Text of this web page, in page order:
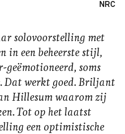
NRC
solovoorstelling met
in een beheerste stijl,
soms
Dat werkt goed. Briljant
Hillesum waarom zij
Tot op het laatst
een optimistische